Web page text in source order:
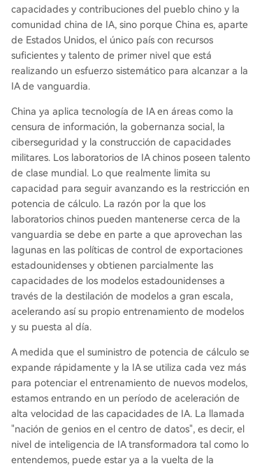
capacidades y contribuciones del pueblo chino y la
comunidad china de IA, sino porque China es, aparte
de Estados Unidos, el único país con recursos
suficientes y talento de primer nivel que está
realizando un esfuerzo sistemático para alcanzar a la
IA de vanguardia.
China ya aplica tecnología de IA en áreas como la
censura de información, la gobernanza social, la
ciberseguridad y la construcción de capacidades
militares. Los laboratorios de IA chinos poseen talento
de clase mundial. Lo que realmente limita su
capacidad para seguir avanzando es la restricción en
potencia de cálculo. La razón por la que los
laboratorios chinos pueden mantenerse cerca de la
vanguardia se debe en parte a que aprovechan las
lagunas en las políticas de control de exportaciones
estadounidenses y obtienen parcialmente las
capacidades de los modelos estadounidenses a
través de la destilación de modelos a gran escala,
acelerando así su propio entrenamiento de modelos
y su puesta al día.
A medida que el suministro de potencia de cálculo se
expande rápidamente y la IA se utiliza cada vez más
para potenciar el entrenamiento de nuevos modelos,
estamos entrando en un período de aceleración de
alta velocidad de las capacidades de IA. La llamada
"nación de genios en el centro de datos", es decir, el
nivel de inteligencia de IA transformadora tal como lo
entendemos, puede estar ya a la vuelta de la